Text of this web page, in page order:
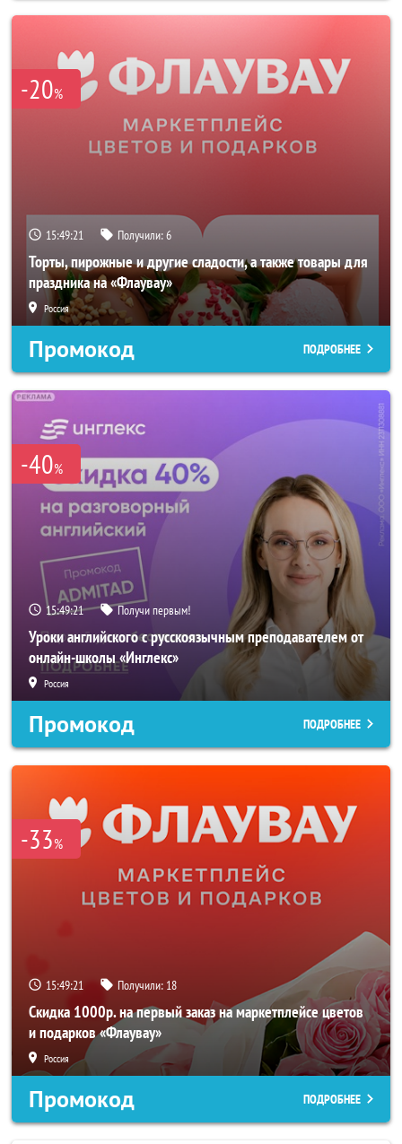
-20%
15:49:19 Получили:6
Торты, пирожные и другие сладости, а также товары для
праздника на «Флаувау»
Россия
Промокод ПОДРОБНЕЕ
-40%
15:49:19 Получи первым!
Уроки английского с русскоязычным преподавателем от
онлайн-школы «Инглекс»
Россия
Промокод ПОДРОБНЕЕ
-33%
15:49:19 Получили: 18
Скидка 1000р. на первый заказ на маркетплейсе цветов
и подарков «Флаувау»
Россия
Промокод ПОДРОБНЕЕ